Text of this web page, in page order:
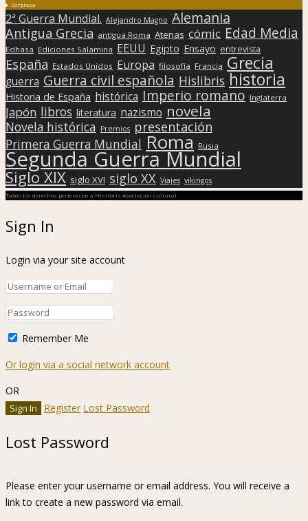
Sorpresa
2ª Guerra Mundial. Alejandro Magno Alemania
Antigua Grecia antigua Roma Atenas cómic Edad Media
Edhasa Ediciones Salamina EEUU Egipto Ensayo entrevista
España Estados Unidos Europa filosofía Francia Grecia
guerra Guerra civil española Hislibris historia
Historia de España histórica Imperio romano Inglaterra
Japón libros literatura nazismo novela
Novela histórica Premios presentación
Primera Guerra Mundial Roma Rusia
Segunda Guerra Mundial
Siglo XIX siglo XVI siglo XX Viajes vikingos
Todos los derechos pertenecen a Hislibris Asociación cultural
Sign In
Login via your site account
Remember Me
Or login via a social network account
OR
Register Lost Password
Lost Password
Please enter your username or email address. You will receive a
link to create a new password via email.